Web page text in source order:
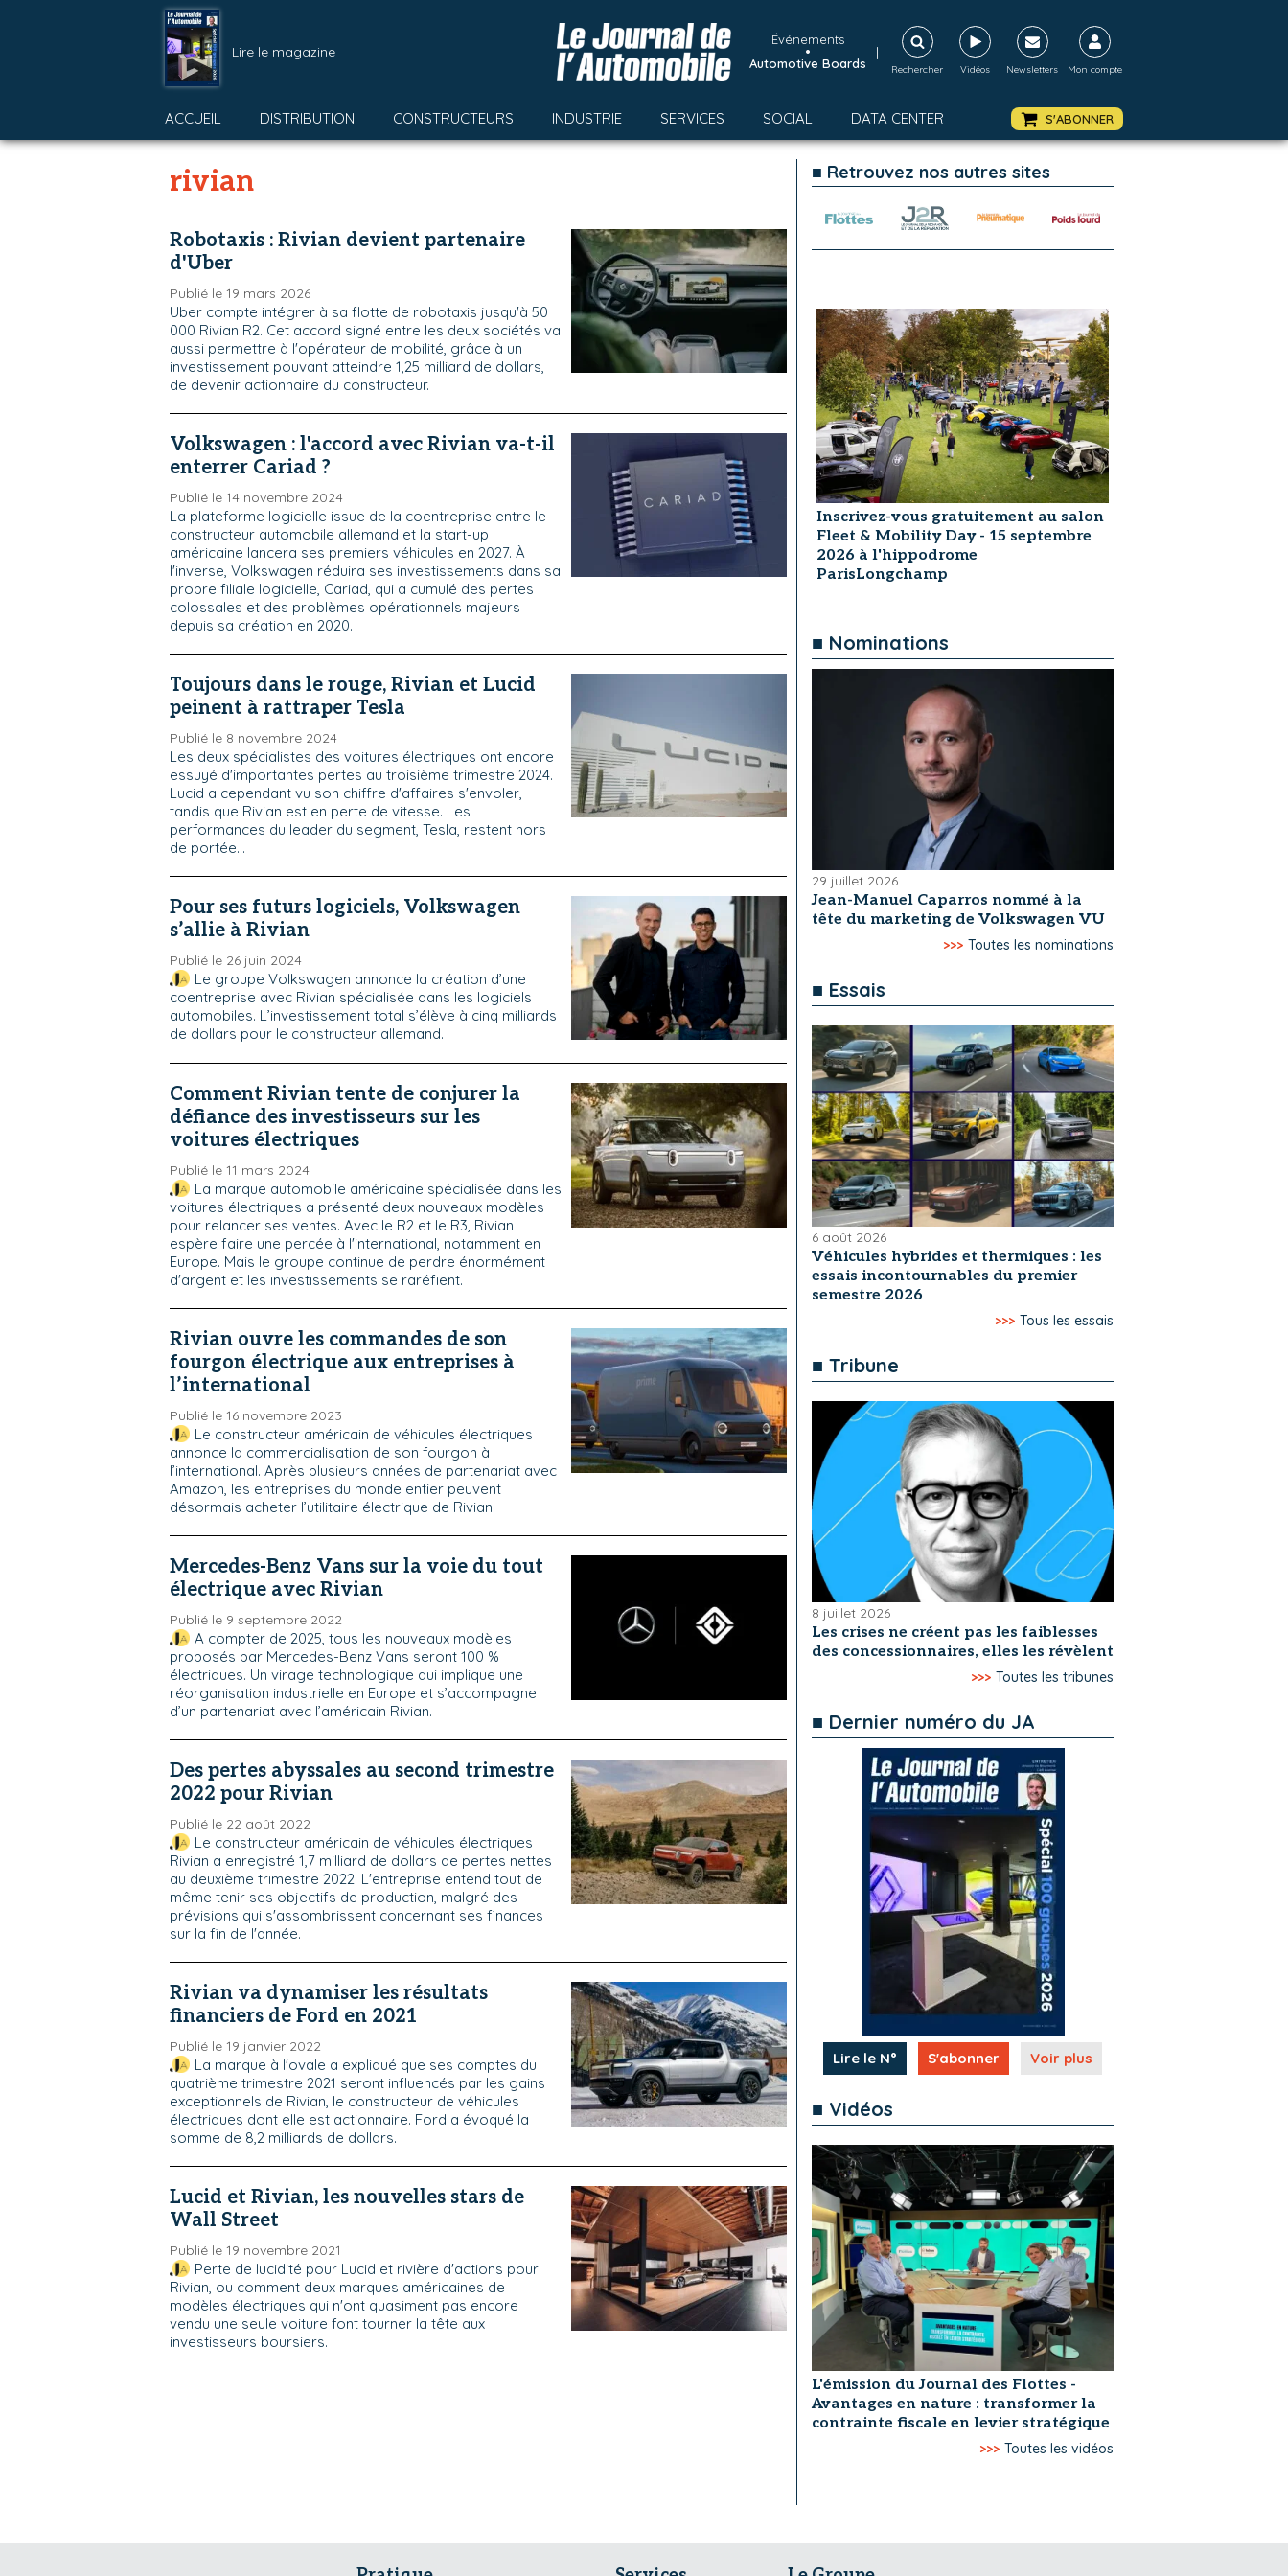
Lire le magazine
Événements
•
Automotive Boards
|
Rechercher Vidéos Newsletters Mon compte
ACCUEIL DISTRIBUTION CONSTRUCTEURS INDUSTRIE SERVICES SOCIAL DATA CENTER S'ABONNER
rivian
Robotaxis : Rivian devient partenaire
d'Uber
Publié le 19 mars 2026
Uber compte intégrer à sa flotte de robotaxis jusqu'à 50
000 Rivian R2. Cet accord signé entre les deux sociétés va
aussi permettre à l'opérateur de mobilité, grâce à un
investissement pouvant atteindre 1,25 milliard de dollars,
de devenir actionnaire du constructeur.
Volkswagen : l'accord avec Rivian va-t-il
enterrer Cariad ?
Publié le 14 novembre 2024
La plateforme logicielle issue de la coentreprise entre le
constructeur automobile allemand et la start-up
américaine lancera ses premiers véhicules en 2027. À
l'inverse, Volkswagen réduira ses investissements dans sa
propre filiale logicielle, Cariad, qui a cumulé des pertes
colossales et des problèmes opérationnels majeurs
depuis sa création en 2020.
Toujours dans le rouge, Rivian et Lucid
peinent à rattraper Tesla
Publié le 8 novembre 2024
Les deux spécialistes des voitures électriques ont encore
essuyé d'importantes pertes au troisième trimestre 2024.
Lucid a cependant vu son chiffre d'affaires s'envoler,
tandis que Rivian est en perte de vitesse. Les
performances du leader du segment, Tesla, restent hors
de portée...
Pour ses futurs logiciels, Volkswagen
s’allie à Rivian
Publié le 26 juin 2024
Le groupe Volkswagen annonce la création d’une
coentreprise avec Rivian spécialisée dans les logiciels
automobiles. L’investissement total s’élève à cinq milliards
de dollars pour le constructeur allemand.
Comment Rivian tente de conjurer la
défiance des investisseurs sur les
voitures électriques
Publié le 11 mars 2024
La marque automobile américaine spécialisée dans les
voitures électriques a présenté deux nouveaux modèles
pour relancer ses ventes. Avec le R2 et le R3, Rivian
espère faire une percée à l'international, notamment en
Europe. Mais le groupe continue de perdre énormément
d'argent et les investissements se raréfient.
Rivian ouvre les commandes de son
fourgon électrique aux entreprises à
l’international
Publié le 16 novembre 2023
Le constructeur américain de véhicules électriques
annonce la commercialisation de son fourgon à
l’international. Après plusieurs années de partenariat avec
Amazon, les entreprises du monde entier peuvent
désormais acheter l’utilitaire électrique de Rivian.
Mercedes-Benz Vans sur la voie du tout
électrique avec Rivian
Publié le 9 septembre 2022
A compter de 2025, tous les nouveaux modèles
proposés par Mercedes-Benz Vans seront 100 %
électriques. Un virage technologique qui implique une
réorganisation industrielle en Europe et s’accompagne
d’un partenariat avec l’américain Rivian.
Des pertes abyssales au second trimestre
2022 pour Rivian
Publié le 22 août 2022
Le constructeur américain de véhicules électriques
Rivian a enregistré 1,7 milliard de dollars de pertes nettes
au deuxième trimestre 2022. L'entreprise entend tout de
même tenir ses objectifs de production, malgré des
prévisions qui s'assombrissent concernant ses finances
sur la fin de l'année.
Rivian va dynamiser les résultats
financiers de Ford en 2021
Publié le 19 janvier 2022
La marque à l'ovale a expliqué que ses comptes du
quatrième trimestre 2021 seront influencés par les gains
exceptionnels de Rivian, le constructeur de véhicules
électriques dont elle est actionnaire. Ford a évoqué la
somme de 8,2 milliards de dollars.
Lucid et Rivian, les nouvelles stars de
Wall Street
Publié le 19 novembre 2021
Perte de lucidité pour Lucid et rivière d'actions pour
Rivian, ou comment deux marques américaines de
modèles électriques qui n'ont quasiment pas encore
vendu une seule voiture font tourner la tête aux
investisseurs boursiers.
■ Retrouvez nos autres sites
Inscrivez-vous gratuitement au salon
Fleet & Mobility Day - 15 septembre
2026 à l'hippodrome
ParisLongchamp
■ Nominations
29 juillet 2026
Jean-Manuel Caparros nommé à la
tête du marketing de Volkswagen VU
>>> Toutes les nominations
■ Essais
6 août 2026
Véhicules hybrides et thermiques : les
essais incontournables du premier
semestre 2026
>>> Tous les essais
■ Tribune
8 juillet 2026
Les crises ne créent pas les faiblesses
des concessionnaires, elles les révèlent
>>> Toutes les tribunes
■ Dernier numéro du JA
Lire le N° S'abonner Voir plus
■ Vidéos
L'émission du Journal des Flottes -
Avantages en nature : transformer la
contrainte fiscale en levier stratégique
>>> Toutes les vidéos